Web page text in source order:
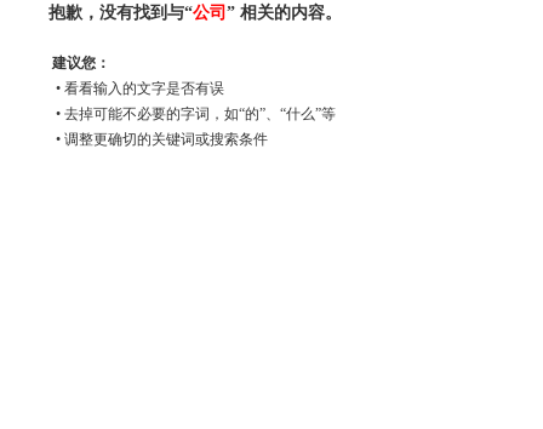
抱歉，没有找到与“公司 ” 相关的内容。
建议您：
• 看看输入的文字是否有误
• 去掉可能不必要的字词，如“的”、“什么”等
• 调整更确切的关键词或搜索条件